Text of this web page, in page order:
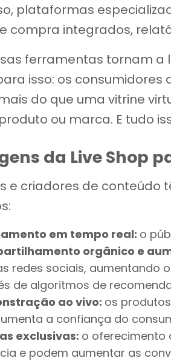
plataformas
compra integrados,
ferramentas tornam a
isso: os
do que uma vitrine
ou marca. E tudo
da Live Shop
e criadores de conteúdo
em tempo real: o
orgânico e
redes sociais, aumentando
de algoritmos de
ao vivo: os
a confiança do
exclusivas: o oferecimento
e podem aumentar as